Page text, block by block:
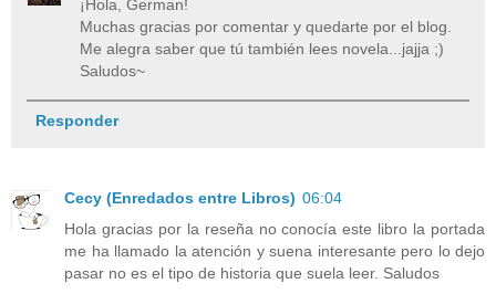
¡Hola, German!
Muchas gracias por comentar y quedarte por el blog.
Me alegra saber que tú también lees novela...jajja ;)
Saludos~
Responder
Cecy (Enredados entre Libros) 06:04
Hola gracias por la reseña no conocía este libro la portada
me ha llamado la atención y suena interesante pero lo dejo
pasar no es el tipo de historia que suela leer. Saludos